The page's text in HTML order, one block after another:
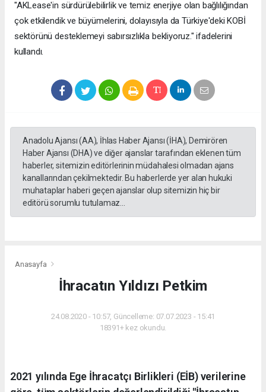
"AKLease'in sürdürülebilirlik ve temiz enerjiye olan bağlılığından
çok etkilendik ve büyümelerini, dolayısıyla da Türkiye'deki KOBİ
sektörünü desteklemeyi sabırsızlıkla bekliyoruz." ifadelerini
kullandı.
Anadolu Ajansı (AA), İhlas Haber Ajansı (İHA), Demirören
Haber Ajansı (DHA) ve diğer ajanslar tarafından eklenen tüm
haberler, sitemizin editörlerinin müdahalesi olmadan ajans
kanallarından çekilmektedir. Bu haberlerde yer alan hukuki
muhataplar haberi geçen ajanslar olup sitemizin hiç bir
editörü sorumlu tutulamaz...
Anasayfa
İhracatın Yıldızı Petkim
24.08.2020 - 10:57, Güncelleme: 07.07.2023 - 15:41
18391+ kez okundu.
2021 yılında Ege İhracatçı Birlikleri (EİB) verilerine